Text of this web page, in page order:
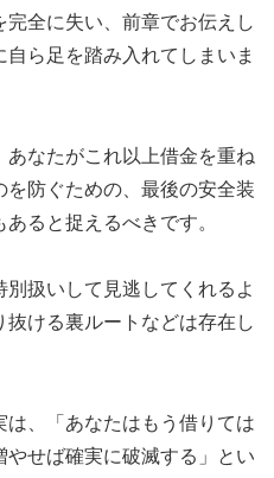
全に失い、前章でお伝えし
ら足を踏み入れてしまいま
なたがこれ以上借金を重ね
防ぐための、最後の安全装
ると捉えるべきです。
扱いして見逃してくれるよ
ける裏ルートなどは存在し
、「あなたはもう借りては
せば確実に破滅する」とい